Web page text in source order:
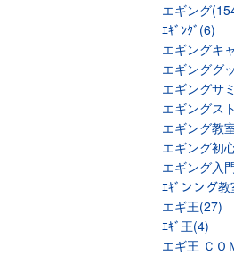
エギング
ｴｷﾞﾝｸﾞ(6)
エギングキ
エギンググ
エギングサ
エギングス
エギング教
エギング初
エギング入
ｴｷﾞンング
エギ王(27)
ｴｷﾞ王(4)
エギ王 ＣＯ